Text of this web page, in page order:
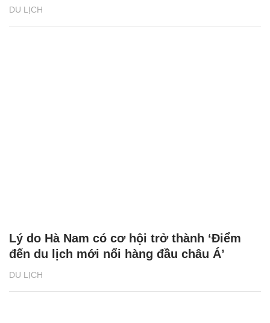
DU LỊCH
DU LỊCH
Lý do Hà Nam có cơ hội trở thành ‘Điểm
đến du lịch mới nổi hàng đầu châu Á’